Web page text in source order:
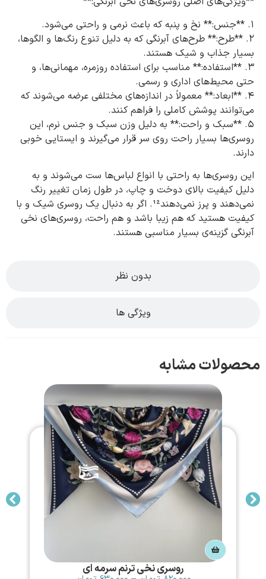
بدون نظر
ویژگی ها
1. **جنس:** نخ و پنبه که باعث نرمی و راحتی می‌شود.
2. **طرح:** طرح‌های آبرنگی که به دلیل تنوع رنگ‌ها و الگوها،
بسیار جذاب و شیک هستند.
3. **استفاده:** مناسب برای استفاده روزمره، مهمانی‌ها، و
حتی محیط‌های اداری و رسمی.
4. **ابعاد:** معمولاً در اندازه‌های مختلفی عرضه می‌شوند که
می‌توانند پوشش کاملی را فراهم کنند.
5. **سبک و راحت:** به دلیل وزن سبک و جنس نرم، این
روسری‌ها بسیار راحت روی سر قرار می‌گیرند و ایستایی خوبی
دارند.
این روسری‌ها به راحتی با انواع لباس‌ها ست می‌شوند و به
دلیل کیفیت بالای دوخت و چاپ، در طول زمان تغییر رنگ
نمی‌دهند و پرز نمی‌دهند¹². اگر به دنبال یک روسری شیک و با
کیفیت هستید که هم زیبا باشد و هم راحت، روسری‌های نخی
آبرنگی گزینه‌ی بسیار مناسبی هستند.
محصولات مشابه
روسری نخی ترنم سرمه ای